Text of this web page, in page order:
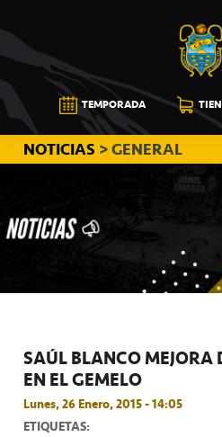
a
la
navegación
principal
al
contenido
principal
a
la
barra
lateral
principal
CB
CANARIAS
TEMPORADA
NOTICIAS > GENERAL
SAÚL BLANCO MEJORA
EN EL GEMELO
Lunes, 26 Enero, 2015 - 14:05
ETIQUETAS: